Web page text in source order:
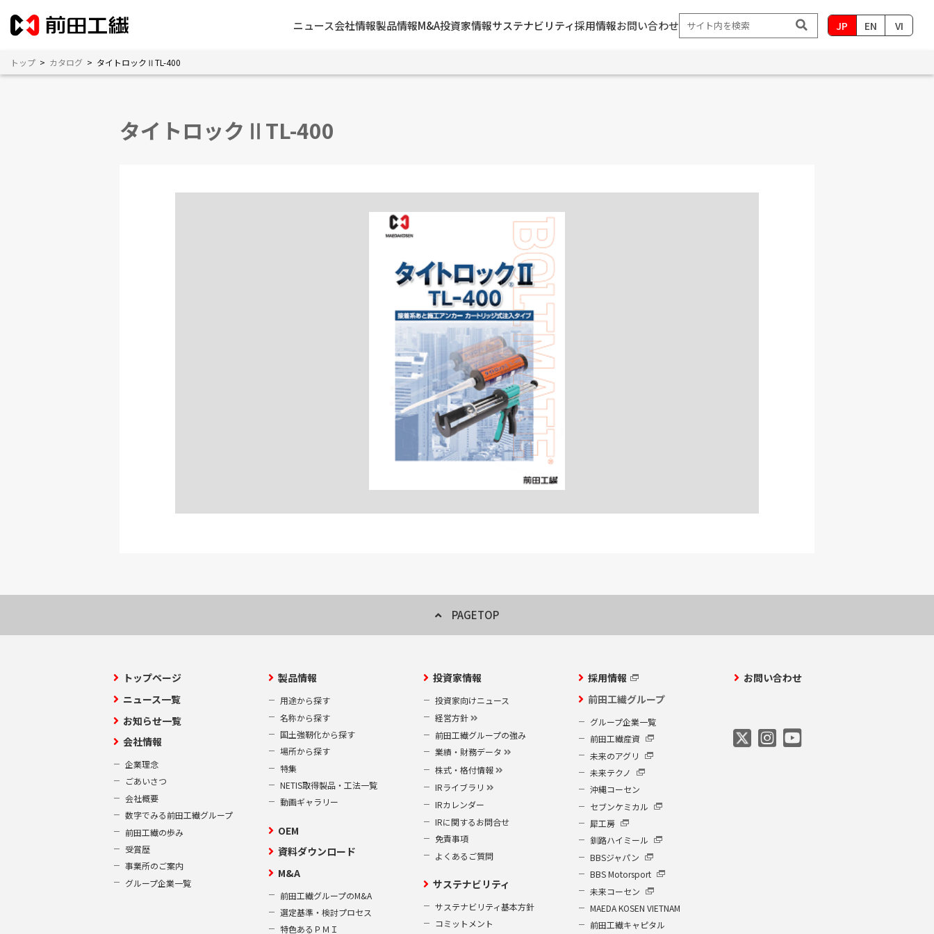
ニュース会社情報製品情報M&A投資家情報サステナビリティ採用情報お問い合わせ JP EN VI
トップ > カタログ > タイトロックⅡTL-400
タイトロックⅡTL-400
PAGETOP
トップページ
ニュース一覧
お知らせ一覧
会社情報
企業理念
ごあいさつ
会社概要
数字でみる前田工繊グループ
前田工繊の歩み
受賞歴
事業所のご案内
グループ企業一覧
製品情報
用途から探す
名称から探す
国土強靭化から探す
場所から探す
特集
NETIS取得製品・工法一覧
動画ギャラリー
OEM
資料ダウンロード
M&A
前田工繊グループのM&A
選定基準・検討プロセス
特色あるＰＭＩ
投資家情報
投資家向けニュース
経営方針
前田工繊グループの強み
業績・財務データ
株式・格付情報
IRライブラリ
IRカレンダー
IRに関するお問合せ
免責事項
よくあるご質問
サステナビリティ
サステナビリティ基本方針
コミットメント
採用情報
前田工繊グループ
グループ企業一覧
前田工繊産資
未来のアグリ
未来テクノ
沖縄コーセン
セブンケミカル
犀工房
釧路ハイミール
BBSジャパン
BBS Motorsport
未来コーセン
MAEDA KOSEN VIETNAM
前田工繊キャピタル
お問い合わせ